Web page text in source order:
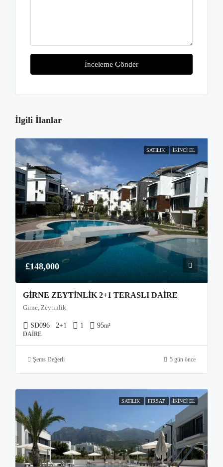
İnceleme Gönder
İlgili İlanlar
SATILIK İKINCI EL
£148,000
GIRNE ZEYTINLIK 2+1 TERASLI DAIRE
Girne, Zeytinlik
SD096 2+1 1 95m²
DAIRE
Şems Değerli 5 gün önce
SATILIK FIRSAT İKINCI EL